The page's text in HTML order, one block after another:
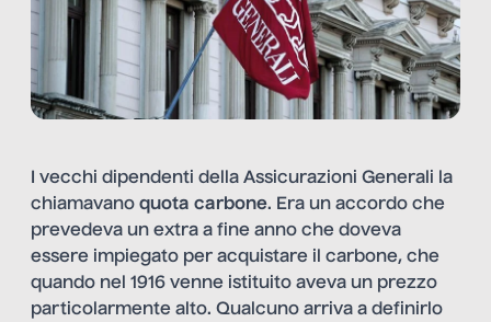
I vecchi dipendenti della Assicurazioni Generali la
chiamavano quota carbone. Era un accordo che
prevedeva un extra a fine anno che doveva
essere impiegato per acquistare il carbone, che
quando nel 1916 venne istituito aveva un prezzo
particolarmente alto. Qualcuno arriva a definirlo